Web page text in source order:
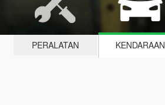
PERALATAN KENDARAAN